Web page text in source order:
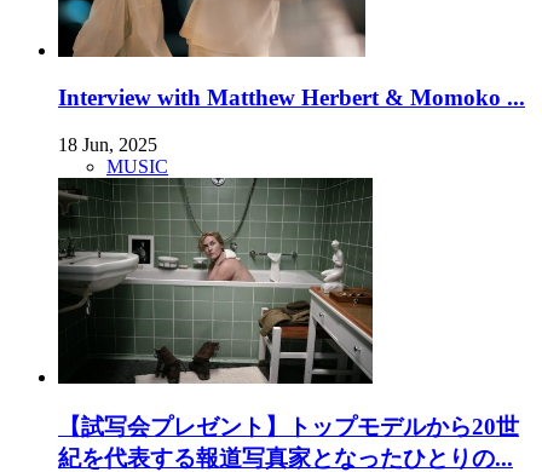
Interview with Matthew Herbert & Momoko ...
18 Jun, 2025
MUSIC
【試写会プレゼント】トップモデルから20世
紀を代表する報道写真家となったひとりの...